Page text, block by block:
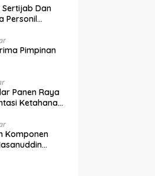
Sertijab Dan
Personil
Pimpinan
Ketahanan
Komponen